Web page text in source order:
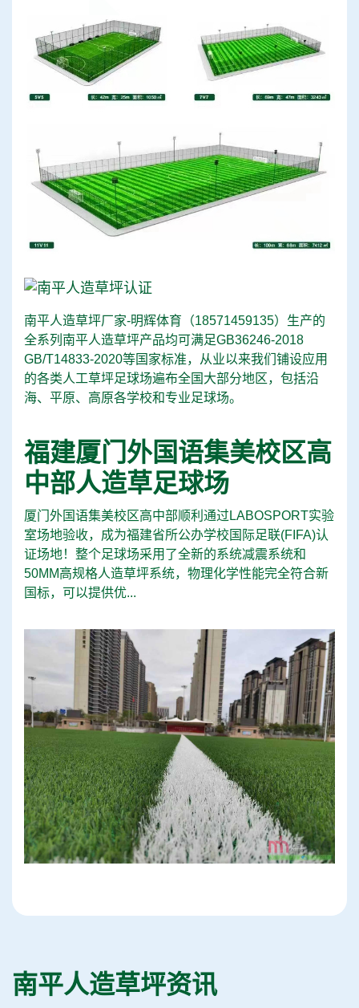
南平人造草坪厂家-明辉体育（18571459135）生产的
全系列南平人造草坪产品均可满足GB36246-2018
GB/T14833-2020等国家标准，从业以来我们铺设应用
的各类人工草坪足球场遍布全国大部分地区，包括沿
海、平原、高原各学校和专业足球场。
福建厦门外国语集美校区高
中部人造草足球场
厦门外国语集美校区高中部顺利通过LABOSPORT实验
室场地验收，成为福建省所公办学校国际足联(FIFA)认
证场地！整个足球场采用了全新的系统减震系统和
50MM高规格人造草坪系统，物理化学性能完全符合新
国标，可以提供优...
南平人造草坪资讯